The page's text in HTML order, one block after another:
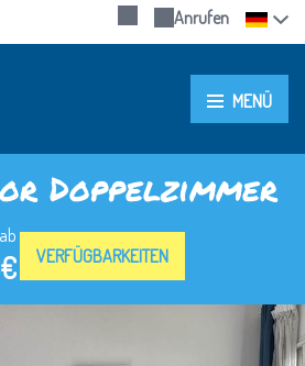
Anrufen
MENÜ
Doppelzimmer
ab
VERFÜGBARKEITEN